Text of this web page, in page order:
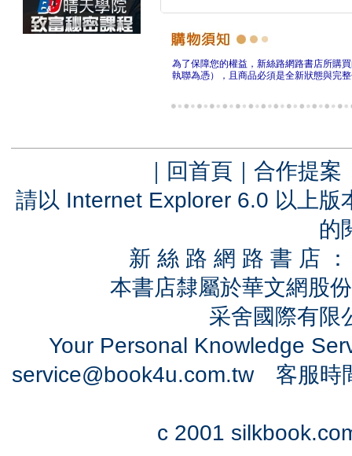
為了保障您的權益，新絲路網路書店所購
執聯為憑），且商品必須是全新狀態與完
｜ 回首頁 ｜ 合作提案
請以 Internet Explorer 6.0 以上
的
新 絲 路 網 路 書 店
本書店隸屬於華文網股
采舍國際有
Your Personal Knowledge
service@book4u.com.tw客服時
c 2001